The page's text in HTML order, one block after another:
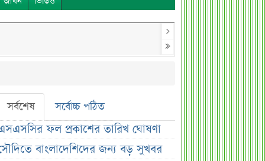
সর্বশেষ সর্বোচ্চ পঠিত
ফল প্রকাশের তারিখ ঘোষণা
বাংলাদেশিদের জন্য বড় সুখবর